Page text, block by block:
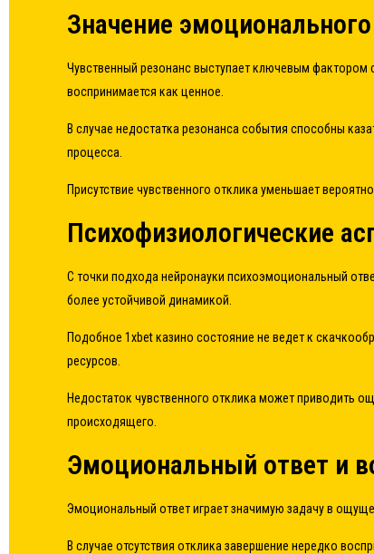
Значение
Чувственный резонанс выступает ключевым фактором
воспринимается как ценное.
В случае недостатка резонанса события способны
процесса.
Присутствие чувственного отклика уменьшает
Психофизиологические
С точки подхода нейронауки психоэмоциональный
более устойчивой динамикой.
Подобное 1xbet казино состояние не ведет к
ресурсов.
Недостаток чувственного отклика может приводить
происходящего.
Эмоциональный ответ и
Эмоциональный ответ играет значимую задачу в
В случае отсутствия отклика завершение нередко